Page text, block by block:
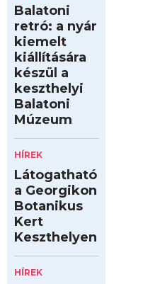
Balatoni
retró: a nyár
kiemelt
kiállítására
készül a
keszthelyi
Balatoni
Múzeum
HÍREK
Látogatható
a Georgikon
Botanikus
Kert
Keszthelyen
HÍREK